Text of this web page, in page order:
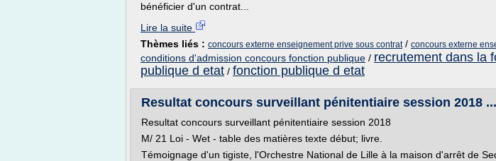
bénéficier d'un contrat...
Lire la suite
Thèmes liés : concours externe enseignement prive sous contrat/ concours externe
conditions d'admission concours fonction publique / recrutement dans la
publique d etat / fonction publique d etat
Resultat concours surveillant pénitentiaire session 2018 ...
Resultat concours surveillant pénitentiaire session 2018
M/ 21 Loi - Wet - table des matières texte début; livre.
Témoignage d'un tigiste, l'Orchestre National de Lille à la maison d'arrêt de